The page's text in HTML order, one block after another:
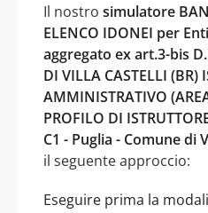
Il nostro simulatore
ELENCO IDONEI per
aggregato ex art.3-bis
DI VILLA CASTELLI (BR)
AMMINISTRATIVO
PROFILO DI
C1 - Puglia - Comune di
il seguente approccio:
Eseguire prima la